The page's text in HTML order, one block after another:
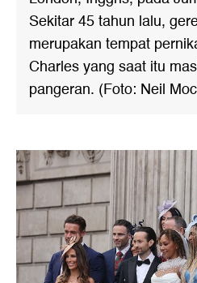
Sekitar 45 tahun lalu,
merupakan tempat
Charles yang saat itu
pangeran. (Foto: Neil